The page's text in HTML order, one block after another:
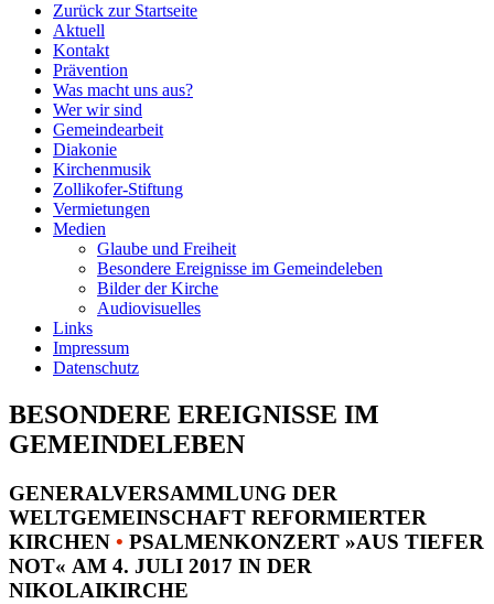
Zurück zur Startseite
Aktuell
Kontakt
Prävention
Was macht uns aus?
Wer wir sind
Gemeindearbeit
Diakonie
Kirchenmusik
Zollikofer-Stiftung
Vermietungen
Medien
Glaube und Freiheit
Besondere Ereignisse im Gemeindeleben
Bilder der Kirche
Audiovisuelles
Links
Impressum
Datenschutz
BESONDERE EREIGNISSE IM
GEMEINDELEBEN
GENERALVERSAMMLUNG DER
WELTGEMEINSCHAFT REFORMIERTER
KIRCHEN • PSALMENKONZERT »AUS TIEFER
NOT« AM 4. JULI 2017 IN DER
NIKOLAIKIRCHE